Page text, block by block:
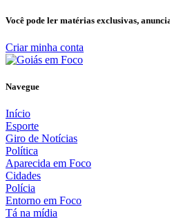
Você pode ler matérias exclusivas,
Criar minha conta
Navegue
Início
Esporte
Giro de Notícias
Política
Aparecida em Foco
Cidades
Polícia
Entorno em Foco
Tá na mídia